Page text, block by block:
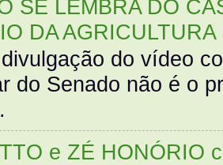
SE LEMBRA DO
DA AGRICULTURA
do vídeo
do Senado não é o
e ZÉ HONÓRIO